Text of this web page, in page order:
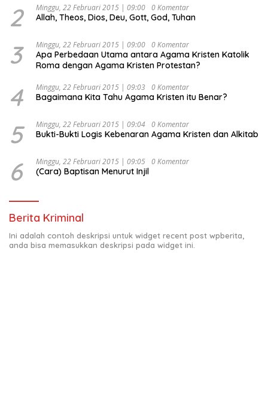
Ekonomi Politik Indonesia) & Simposium Nasional
“Urgensi Undang-Undang Perekonomian Nasional dan
Indonesia Emas 2045”,
2 Minggu, 22 Februari 2015 | 09:00 0 Komentar
Allah, Theos, Dios, Deu, Gott, God, Tuhan
3 Minggu, 22 Februari 2015 | 09:00 0 Komentar
Apa Perbedaan Utama antara Agama Kristen Katolik
Roma dengan Agama Kristen Protestan?
4 Minggu, 22 Februari 2015 | 09:03 0 Komentar
Bagaimana Kita Tahu Agama Kristen itu Benar?
5 Minggu, 22 Februari 2015 | 09:04 0 Komentar
Bukti-Bukti Logis Kebenaran Agama Kristen dan Alkitab
6 Minggu, 22 Februari 2015 | 09:05 0 Komentar
(Cara) Baptisan Menurut Injil
Berita Kriminal
Ini adalah contoh deskripsi untuk widget recent post wpberita,
anda bisa memasukkan deskripsi pada widget ini.